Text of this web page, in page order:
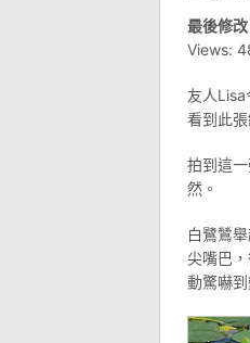
最後修改
Views:
友人
看到此
拍到這
然。
白鷺鷥
尖嘴巴
動驚嚇